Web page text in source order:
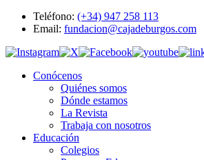
Teléfono: (+34) 947 258 113
Email: fundacion@cajadeburgos.com
Conócenos
Quiénes somos
Dónde estamos
La Revista
Trabaja con nosotros
Educación
Colegios